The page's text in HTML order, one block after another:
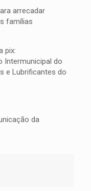
arrecadar
famílias
pix:
Intermunicipal do
e Lubrificantes do
da